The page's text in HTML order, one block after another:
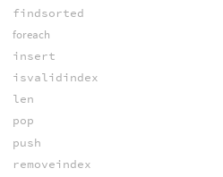
findsorted
foreach
insert
isvalidindex
len
pop
push
removeindex